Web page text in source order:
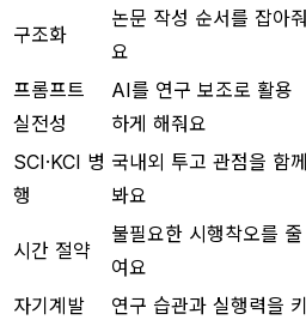
구조화
논문 작성 순서를 잡아줘
요
프롬프트
실전성
AI를 연구 보조로 활용
하게 해줘요
SCI·KCI 병
행
국내외 투고 관점을 함께
봐요
시간 절약
불필요한 시행착오를 줄
여요
자기계발
연구 습관과 실행력을 키